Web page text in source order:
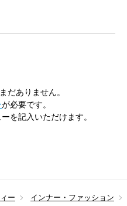
だありません。
が必要です。
を記入いただけます。
ー インナー・ファッション